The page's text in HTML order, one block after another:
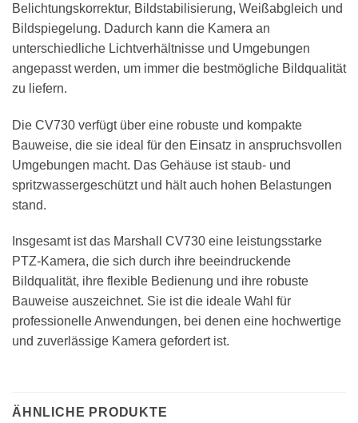
Belichtungskorrektur, Bildstabilisierung, Weißabgleich und
Bildspiegelung. Dadurch kann die Kamera an
unterschiedliche Lichtverhältnisse und Umgebungen
angepasst werden, um immer die bestmögliche Bildqualität
zu liefern.
Die CV730 verfügt über eine robuste und kompakte
Bauweise, die sie ideal für den Einsatz in anspruchsvollen
Umgebungen macht. Das Gehäuse ist staub- und
spritzwassergeschützt und hält auch hohen Belastungen
stand.
Insgesamt ist das Marshall CV730 eine leistungsstarke
PTZ-Kamera, die sich durch ihre beeindruckende
Bildqualität, ihre flexible Bedienung und ihre robuste
Bauweise auszeichnet. Sie ist die ideale Wahl für
professionelle Anwendungen, bei denen eine hochwertige
und zuverlässige Kamera gefordert ist.
ÄHNLICHE PRODUKTE